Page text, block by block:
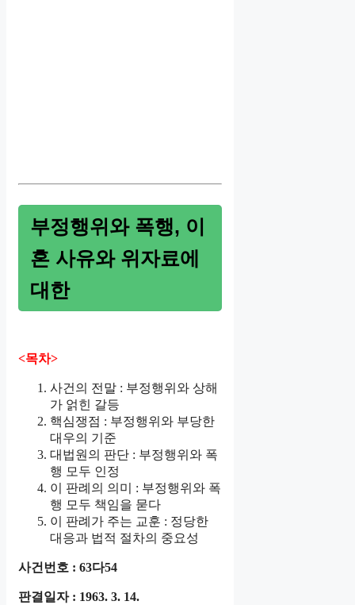
부정행위와 폭행, 이
혼 사유와 위자료에
대한
<목차>
사건의 전말 : 부정행위와 상해
가 얽힌 갈등
핵심쟁점 : 부정행위와 부당한
대우의 기준
대법원의 판단 : 부정행위와 폭
행 모두 인정
이 판례의 의미 : 부정행위와 폭
행 모두 책임을 묻다
이 판례가 주는 교훈 : 정당한
대응과 법적 절차의 중요성
사건번호 : 63다54
판결일자 : 1963. 3. 14.